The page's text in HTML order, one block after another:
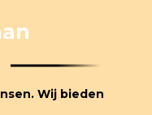
Wij bieden